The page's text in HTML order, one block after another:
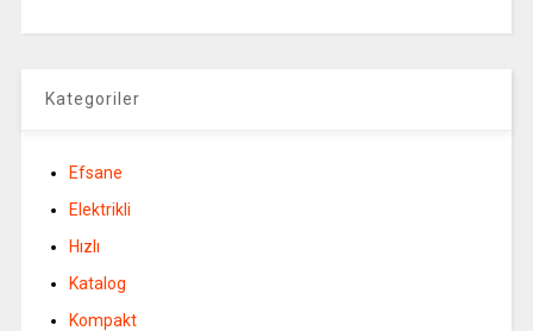
Kategoriler
Efsane
Elektrikli
Hızlı
Katalog
Kompakt